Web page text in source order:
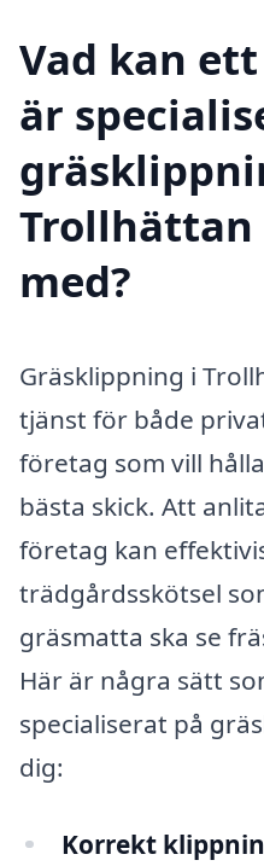
Vad kan
är
med?
Gräsklippning i
tjänst för både
företag som vill
bästa skick. Att
företag kan
trädgårdsskötsel
gräsmatta ska se
Här är några sätt
specialiserat på
dig:
Korrekt